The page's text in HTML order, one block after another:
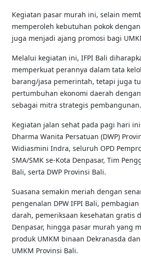
Kegiatan pasar murah ini, selain
memperoleh kebutuhan pokok
juga menjadi ajang promosi bagi
Melalui kegiatan ini, IFPI Bali
memperkuat perannya dalam tata
barang/jasa pemerintah, tetapi juga
pertumbuhan ekonomi daerah
sebagai mitra strategis pembangunan.
Kegiatan jalan sehat pada pagi hari
Dharma Wanita Persatuan (DWP)
Widiasmini Indra, seluruh OPD
SMA/SMK se-Kota Denpasar, Tim
Bali, serta DWP Provinsi Bali.
Suasana semakin meriah dengan
pengenalan DPW IFPI Bali,
darah, pemeriksaan kesehatan gratis
Denpasar, hingga pasar murah yang
produk UMKM binaan Dekranasda
UMKM Provinsi Bali.